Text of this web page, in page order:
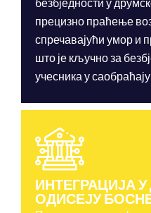
безбједности у
прецизно праћење
спречавајући умор и
што је кључно за
учесника у
ИНТЕГРАЦИЈА
ОДИСЕЈУ